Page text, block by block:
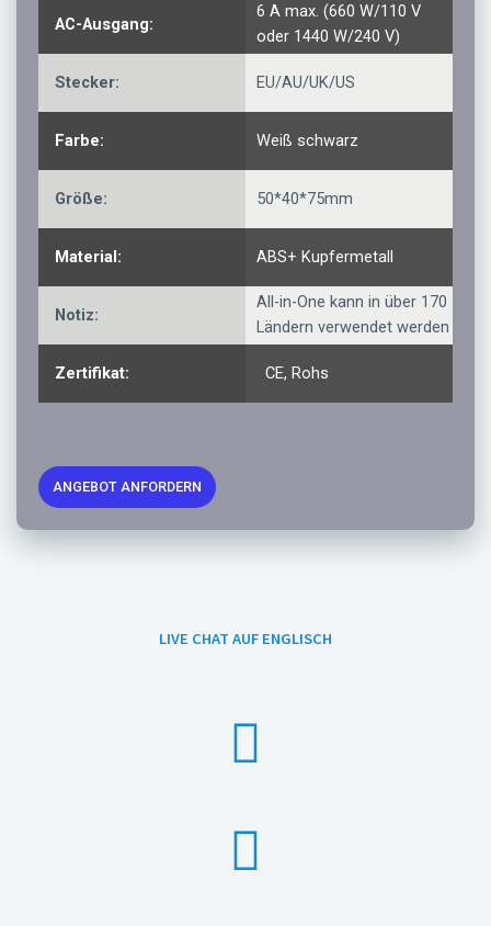
AC-Ausgang:
6 A max. (660 W/110 V
oder 1440 W/240 V)
Stecker: EU/AU/UK/US
Farbe: Weiß schwarz
Größe: 50*40*75mm
Material: ABS+ Kupfermetall
Notiz:
All-in-One kann in über 170
Ländern verwendet werden
Zertifikat: CE, Rohs
ANGEBOT ANFORDERN
LIVE CHAT AUF ENGLISCH